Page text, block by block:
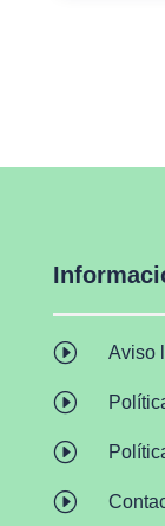
I Aviso
I
I
I